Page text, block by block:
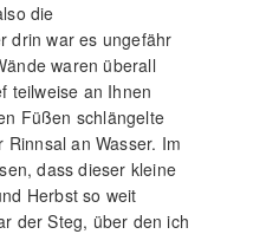
die
drin war es ungefähr
waren überall
teilweise an Ihnen
Füßen schlängelte
an Wasser. Im
dass dieser kleine
Herbst so weit
der Steg, über den ich